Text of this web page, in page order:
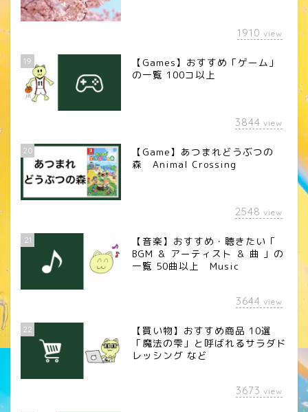
1910 view
19
【Games】おすすめ「ゲーム」
の一覧 100コ以上
3844 view
20
【Game】あつまれどうぶつの
森 Animal Crossing
2548 view
21
【音楽】おすすめ・聴きたい「
BGM ＆ アーティスト ＆ 曲 」の
一覧 50曲以上 Music
3644 view
22
【買い物】おすすめ商品 10選
「魔法の雫」と呼ばれるサラダド
レッシング など
3673 view